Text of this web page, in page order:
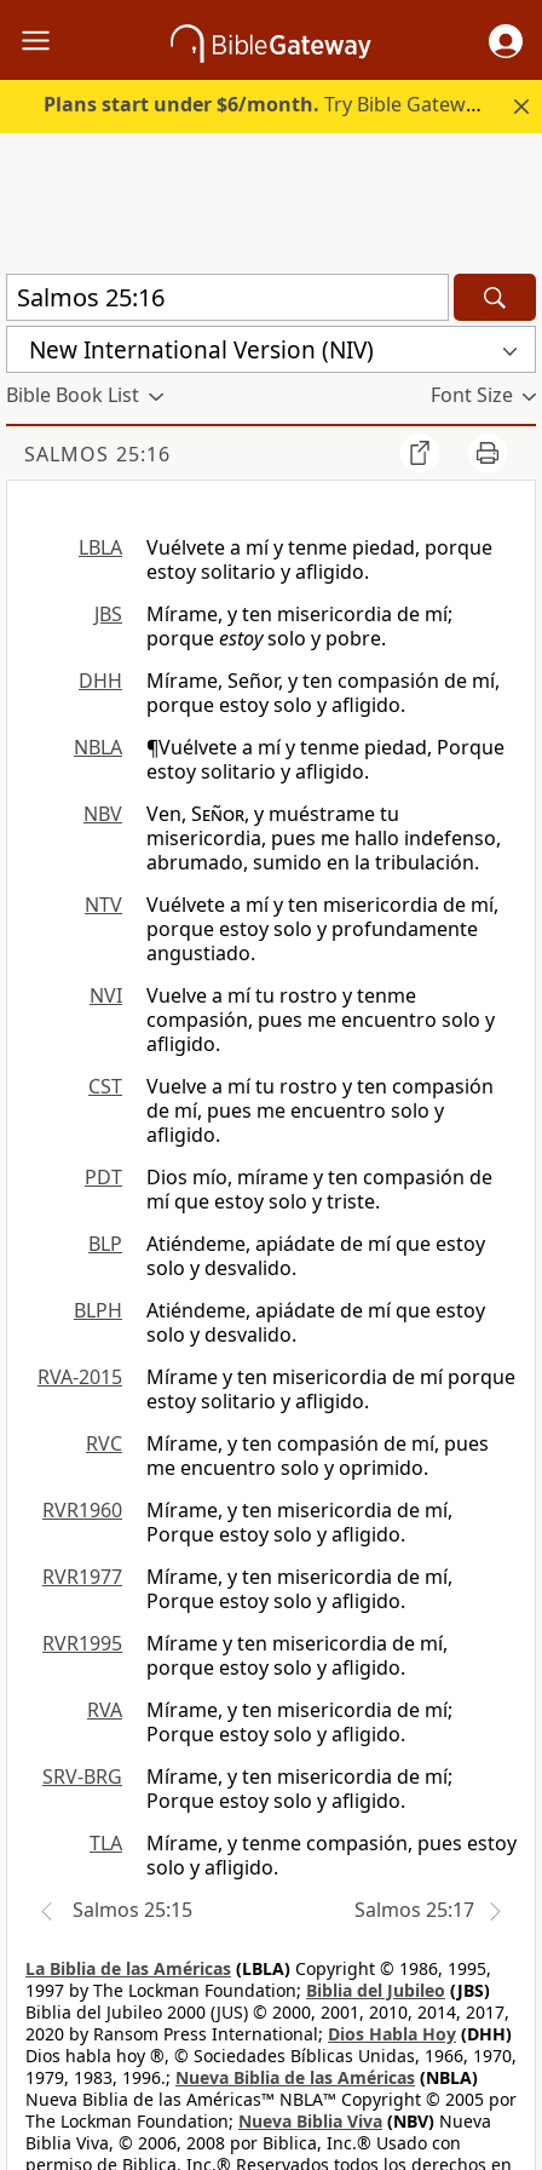
Plans start under $6/month. Try Bible Gateway Plus.
New International Version (NIV)
Bible Book List Font Size
SALMOS 25:16
LBLA
Vuélvete a mí y tenme piedad, porque
estoy solitario y afligido.
JBS
Mírame, y ten misericordia de mí;
porqueestoysolo y pobre.
DHH
Mírame, Señor, y ten compasión de mí,
porque estoy solo y afligido.
NBLA
¶Vuélvete a mí y tenme piedad, Porque
estoy solitario y afligido.
NBV
Ven, Señor, y muéstrame tu
misericordia, pues me hallo indefenso,
abrumado, sumido en la tribulación.
NTV
Vuélvete a mí y ten misericordia de mí,
porque estoy solo y profundamente
angustiado.
NVI
Vuelve a mí tu rostro y tenme
compasión, pues me encuentro solo y
afligido.
CST
Vuelve a mí tu rostro y ten compasión
de mí, pues me encuentro solo y
afligido.
PDT
Dios mío, mírame y ten compasión de
mí que estoy solo y triste.
BLP
Atiéndeme, apiádate de mí que estoy
solo y desvalido.
BLPH
Atiéndeme, apiádate de mí que estoy
solo y desvalido.
RVA-2015
Mírame y ten misericordia de mí porque
estoy solitario y afligido.
RVC
Mírame, y ten compasión de mí, pues
me encuentro solo y oprimido.
RVR1960
Mírame, y ten misericordia de mí,
Porque estoy solo y afligido.
RVR1977
Mírame, y ten misericordia de mí,
Porque estoy solo y afligido.
RVR1995
Mírame y ten misericordia de mí,
porque estoy solo y afligido.
RVA
Mírame, y ten misericordia de mí;
Porque estoy solo y afligido.
SRV-BRG
Mírame, y ten misericordia de mí;
Porque estoy solo y afligido.
TLA
Mírame, y tenme compasión, pues estoy
solo y afligido.
Salmos 25:15
Salmos 25:17
La Biblia de las Américas (LBLA) Copyright © 1986, 1995,
1997 by The Lockman Foundation; Biblia del Jubileo (JBS)
Biblia del Jubileo 2000 (JUS) © 2000, 2001, 2010, 2014, 2017,
2020 by Ransom Press International; Dios Habla Hoy (DHH)
Dios habla hoy ®, © Sociedades Bíblicas Unidas, 1966, 1970,
1979, 1983, 1996.; Nueva Biblia de las Américas (NBLA)
Nueva Biblia de las Américas™ NBLA™ Copyright © 2005 por
The Lockman Foundation; Nueva Biblia Viva (NBV) Nueva
Biblia Viva, © 2006, 2008 por Biblica, Inc.® Usado con
permiso de Biblica, Inc.® Reservados todos los derechos en